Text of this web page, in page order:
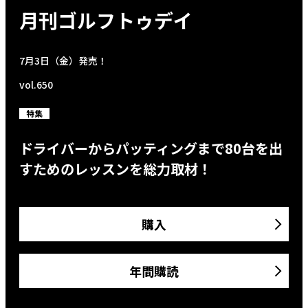
月刊ゴルフトゥデイ
7月3日（金）発売！
vol.650
特集
ドライバーからパッティングまで80台を出
すためのレッスンを総力取材！
購入
年間購読